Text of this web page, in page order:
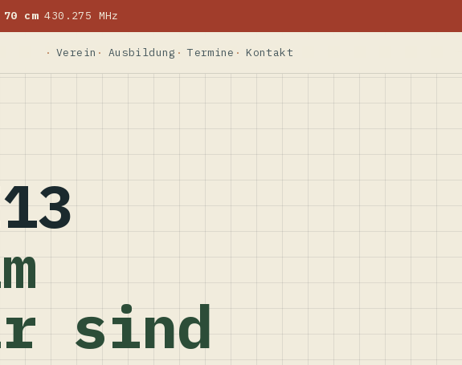
70 cm430.275 MHz
Verein Ausbildung Termine Kontakt
sind